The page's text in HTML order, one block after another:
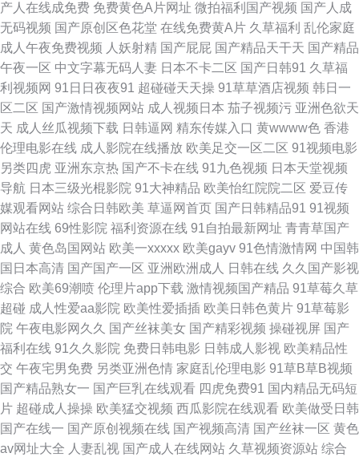
福利 日韩A片一二三区 91黄站在线播放 黄总tv在线观看 午夜免费网站 91视
频库 激情综合网激情九月 影音先锋亚洲第9页 肏屄肏肏 日韩欧美 91软件网
战试看 极品影视一区二区三区 中文字幕无线 成人肏屄福利网站 青青草联合
9199 91免费网页链接 人人操人人爽 91少妇喷水视频 精品偷拍AV福利 91av
丝袜喷水 大香蕉综合 日韩轮理A 91成人免费视频 超碰激情总站 91蜜桃福利
视频 人人乐人人妻 91视频精选 精品久久国产字幕 91n免视频 国产精品这里
午夜无玛 99在线精品国自产 欧美亚州另类 91熟女视频 国厂av在线 欧美亚
州成人在线电影 91白丝喷水自慰网站 99国产在线观看 激情五月天丁香社区
韩美精品一区二区 影音先锋亚洲第9页 久热艹观看 91熟女网站 国产成人精
品一区 黑人无码一区 伊人在线9 超碰97线线在现 欧美日韩中出 91疯狂高潮
对白合集 蜜臀嫩屄 91传媒小视频 福利精品在线 丝瓜肏肏 91私拍 老牛av综
合资源站 91看双飞片 九九国产精品九九 伊人AV影视 肏屄基地 无码不卡熟
产人在线成免费 免费黄色A片网址 微拍福利国产视频 国产人成
无码视频 国产原创区色花堂 在线免费黄A片 久草福利 乱伦家庭
成人午夜免费视频 人妖射精 国产屁屁 国产精品天干天 国产精品
午夜一区 中文字幕无码人妻 日本不卡二区 国产日韩91 久草福
利视频网 91日日夜夜91 超碰碰天天操 91草草酒店视频 韩日一
区二区 国产激情视频网站 成人视频日本 茄子视频污 亚洲色欲天
天 成人丝瓜视频下载 日韩逼网 精东传媒入口 黄wwww色 香港
伦理电影在线 成人影院在线播放 欧美足交一区二区 91视频电影
另类四虎 亚洲东京热 国产不卡在线 91九色视频 日本天堂视频
导航 日本三级光棍影院 91大神精品 欧美怡红院院二区 爱豆传
媒观看网站 综合日韩欧美 草逼网首页 国产日韩精品91 91视频
网站在线 69性影院 福利资源在线 91自拍最新网址 青青草国产
成人 黄色岛国网站 欧美一xxxxx 欧美gayv 91色情激情网 中国韩
国日本高清 国产国产一区 亚洲欧洲成人 日韩在线 久久国产影视
综合 欧美69潮喷 伦理片app下载 激情视频国产精品 91草莓久草
超碰 成人性爱aa影院 欧美性爱插插 欧美日韩色黄片 91草莓影
院 午夜电影网久久 国产丝袜美女 国产精彩视频 操碰视屏 国产
福利在线 91久久影院 免费日韩电影 日韩成人影视 欧美精品性
交 午夜宅男免费 另类亚洲色情 家庭乱伦理电影 91草B草B视频
国产精品熟女一 国产巨乳在线观看 四虎免费91 国内精品无码短
片 超碰成人操操 欧美猛交视频 西瓜影院在线观看 欧美做受日韩
国产在线一 国产原创视频在线 国产视频高清 国产丝袜一区 黄色
av网址大全 人妻乱视 国产成人在线网站 久草视频资源站 综合